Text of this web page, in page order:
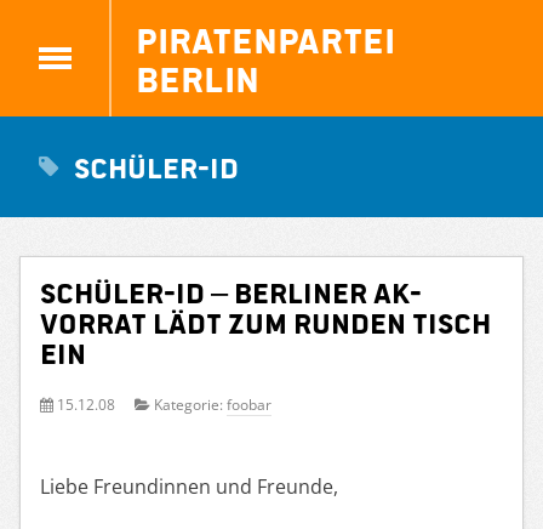
Piratenpartei
Berlin
schüler-ID
Schüler-ID – Berliner AK-
Vorrat lädt zum Runden Tisch
ein
15.12.08 Kategorie: foobar
Liebe Freundinnen und Freunde,